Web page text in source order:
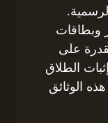
وبطاقات
على
الطلاق
الوثائق